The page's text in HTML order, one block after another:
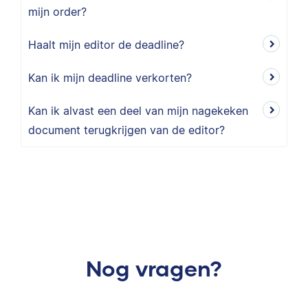
mijn order?
Haalt mijn editor de deadline?
Kan ik mijn deadline verkorten?
Kan ik alvast een deel van mijn nagekeken
document terugkrijgen van de editor?
Nog vragen?